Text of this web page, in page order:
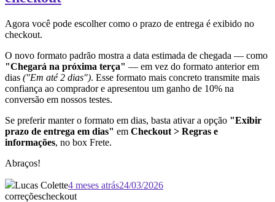
Agora você pode escolher como o prazo de entrega é exibido no
checkout.
O novo formato padrão mostra a data estimada de chegada — como
"Chegará na próxima terça" — em vez do formato anterior em
dias ("Em até 2 dias"). Esse formato mais concreto transmite mais
confiança ao comprador e apresentou um ganho de 10% na
conversão em nossos testes.
Se preferir manter o formato em dias, basta ativar a opção "Exibir
prazo de entrega em dias" em Checkout > Regras e
informações, no box Frete.
Abraços!
Lucas Colette4 meses atrás24/03/2026
correçõescheckout